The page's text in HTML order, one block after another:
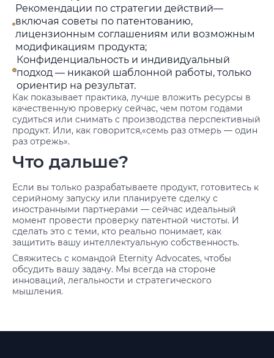
Рекомендации по стратегии действий—
включая советы по патентованию,
лицензионным соглашениям или возможным
модификациям продукта;
Конфиденциальность и индивидуальный
подход — никакой шаблонной работы, только
ориентир на результат.
Как показывает практика, лучше вложить ресурсы в
качественную проверку сейчас, чем потом годами
судиться или снимать с производства перспективный
продукт. Или, как говорится,«семь раз отмерь — один
раз отрежь».
Что дальше?
Если вы только разрабатываете продукт, готовитесь к
серийному запуску или планируете сделку с
иностранными партнерами — сейчас идеальный
момент провести проверку патентной чистоты. И
сделать это с теми, кто реально понимает, как
защитить вашу интеллектуальную собственность.
Свяжитесь с командой Eternity Advocates, чтобы
обсудить вашу задачу. Мы всегда на стороне
инноваций, легальности и стратегического
мышления.